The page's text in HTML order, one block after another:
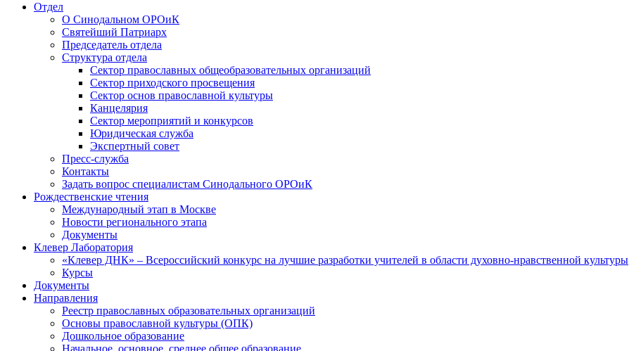
Отдел
О Синодальном ОРОиК
Святейший Патриарх
Председатель отдела
Структура отдела
Сектор православных общеобразовательных организаций
Сектор приходского просвещения
Сектор основ православной культуры
Канцелярия
Сектор мероприятий и конкурсов
Юридическая служба
Экспертный совет
Пресс-служба
Контакты
Задать вопрос специалистам Синодального ОРОиК
Рождественские чтения
Международный этап в Москве
Новости регионального этапа
Документы
Клевер Лаборатория
«Клевер ДНК» – Всероссийский конкурс на лучшие разработки учителей в области духовно-нравственной культуры
Курсы
Документы
Направления
Реестр православных образовательных организаций
Основы православной культуры (ОПК)
Дошкольное образование
Начальное, основное, среднее общее образование